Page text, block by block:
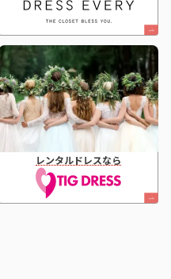
レンタルドレスなら